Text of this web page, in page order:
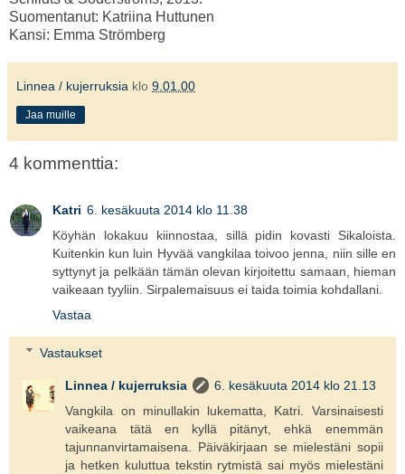
Suomentanut: Katriina Huttunen
Kansi: Emma Strömberg
Linnea / kujerruksia klo 9.01.00
Jaa muille
4 kommenttia:
Katri 6. kesäkuuta 2014 klo 11.38
Köyhän lokakuu kiinnostaa, sillä pidin kovasti Sikaloista.
Kuitenkin kun luin Hyvää vangkilaa toivoo jenna, niin sille en
syttynyt ja pelkään tämän olevan kirjoitettu samaan, hieman
vaikeaan tyyliin. Sirpalemaisuus ei taida toimia kohdallani.
Vastaa
Vastaukset
Linnea / kujerruksia
6. kesäkuuta 2014 klo 21.13
Vangkila on minullakin lukematta, Katri. Varsinaisesti
vaikeana tätä en kyllä pitänyt, ehkä enemmän
tajunnanvirtamaisena. Päiväkirjaan se mielestäni sopii
ja hetken kuluttua tekstin rytmistä sai myös mielestäni